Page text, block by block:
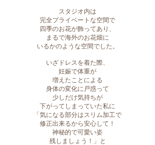
スタジオ内は
完全プライベートな空間で
四季のお花が飾ってあり、
まるで海外のお花畑に
いるかのような空間でした。
いざドレスを着た際、
妊娠で体重が
増えたことによる
身体の変化に戸惑って
少しだけ気持ちが
下がってしまっていた私に
「気になる部分はスリム加工で
修正出来るから安心して！
神秘的で可愛い姿
残しましょう！」と